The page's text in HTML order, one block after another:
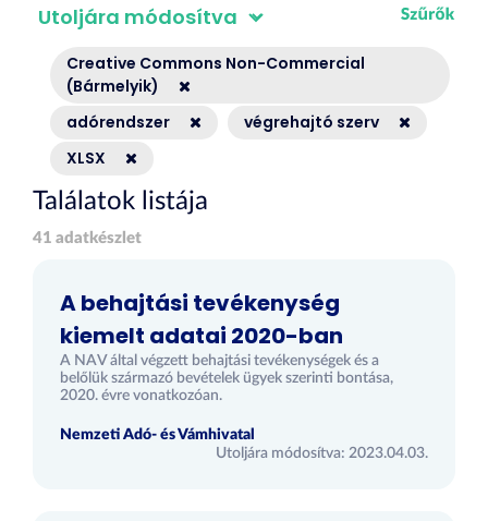
Creative Commons Non-Commercial
(Bármelyik)
adórendszer
végrehajtó szerv
XLSX
Találatok listája
41 adatkészlet
A behajtási tevékenység
kiemelt adatai 2020-ban
A NAV által végzett behajtási tevékenységek és a
belőlük származó bevételek ügyek szerinti bontása,
2020. évre vonatkozóan.
Nemzeti Adó- és Vámhivatal
Utoljára módosítva: 2023.04.03.